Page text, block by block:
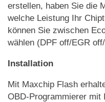
erstellen, haben Sie die
welche Leistung Ihr
können Sie zwischen
wählen (DPF off/EGR
Installation
Mit Maxchip Flash
OBD-Programmierer mit